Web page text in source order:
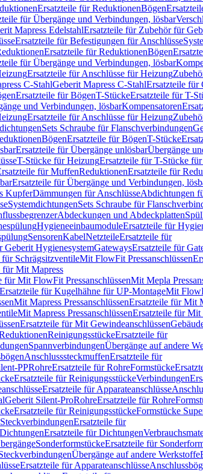
Ersatzteile für ReduktionenBögen
für Übergänge und Verbindungen, lösbar
Mapress EdelstahlErsatzteile für Zubehör für
Ersatzteile für Befestigungen für Anschlüsse
Ersatzteile für ReduktionenBögen
für Übergänge und Verbindungen, lösbar
Ersatzteile für Anschlüsse für Heizung
C-StahlGeberit Mapress C-StahlErsatzteile für
Ersatzteile für BögenT-StückeErsatzteile für T-
und Verbindungen, lösbarKompensatoren
Ersatzteile für Anschlüsse für Heizung
Sets Schraube für Flanschverbindungen
BögenErsatzteile für BögenT-Stücke
Ersatzteile für Übergänge unlösbarÜbergänge
T-Stücke für HeizungErsatzteile für T-Stücke
für MuffenReduktionenErsatzteile für
Ersatzteile für Übergänge und Verbindungen,
KupferDämmungen für AnschlüsseAbdichtungen
SystemdichtungenSets Schraube für
Abdeckungen und Abdeckplatten
HygieneeinbaumoduleErsatzteile für
SensorenKabelNetzteileErsatzteile für
Geberit HygienesystemGatewaysErsatzteile für
für SchrägsitzventileMit FlowFit Pressanschlüssen
für Mit Mapress
für Mit FlowFit PressanschlüssenMit Mepla
Ersatzteile für Kugelhähne für UP-MontageMit
Mit Mapress PressanschlüssenErsatzteile für Mit
Mit Mapress PressanschlüssenErsatzteile für Mit
Ersatzteile für Mit Gewindeanschlüssen
ReinigungsstückeErsatzteile für
SpannverbindungenÜbergänge auf andere
AnschlusssteckmuffenErsatzteile für
PPRohreErsatzteile für RohreFormstücke
Ersatzteile für ReinigungsstückeVerbindungen
Ersatzteile für Apparateanschlüsse
Geberit Silent-ProRohreErsatzteile für Rohre
Ersatzteile für ReinigungsstückeFormstücke
SteckverbindungenErsatzteile für
DichtungenErsatzteile für Dichtungen
SonderformstückeErsatzteile für
Übergänge auf andere Werkstoffe
Ersatzteile für Apparateanschlüsse